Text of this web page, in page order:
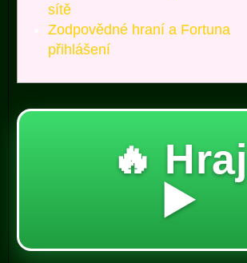
sítě
Zodpovědné hraní a Fortuna
přihlášení
🔥 Hraj
▶️